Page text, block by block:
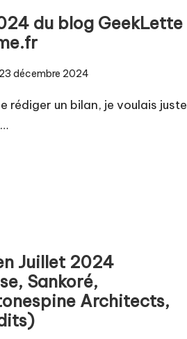
du blog GeekLette
23 décembre 2024
rédiger un bilan, je voulais juste
Juillet 2024
Sankoré,
Architects,